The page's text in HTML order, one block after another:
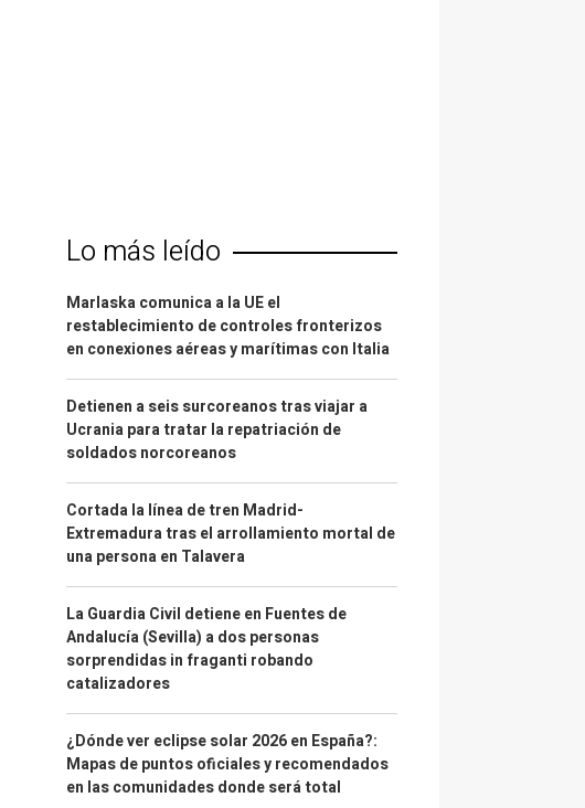
Lo más leído
Marlaska comunica a la UE el
restablecimiento de controles fronterizos
en conexiones aéreas y marítimas con Italia
Detienen a seis surcoreanos tras viajar a
Ucrania para tratar la repatriación de
soldados norcoreanos
Cortada la línea de tren Madrid-
Extremadura tras el arrollamiento mortal de
una persona en Talavera
La Guardia Civil detiene en Fuentes de
Andalucía (Sevilla) a dos personas
sorprendidas in fraganti robando
catalizadores
¿Dónde ver eclipse solar 2026 en España?:
Mapas de puntos oficiales y recomendados
en las comunidades donde será total